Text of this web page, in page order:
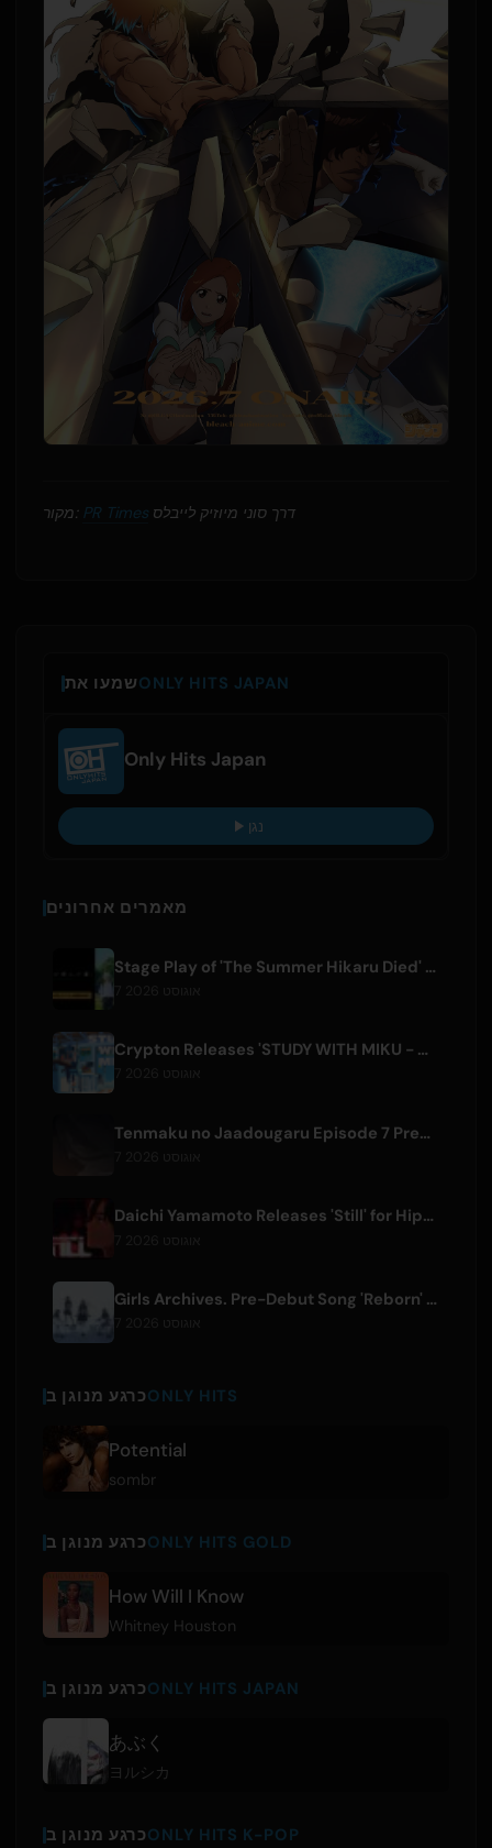
מקור: PR Times דרך סוני מיוזיק לייבלס
שמעו אתONLY HITS JAPAN
Only Hits Japan
נגן
מאמרים אחרונים
Stage Play of 'The Summer Hikaru Died' Streams Globally for Free on ABEMA
Crypton Releases 'STUDY WITH MIKU - part6 -' Instrumental BGM Video
Tenmaku no Jaadougaru Episode 7 Preview Released
Daichi Yamamoto Releases 'Still' for Hip-Hop Anime 'Shadow Beat'
Girls Archives. Pre-Debut Song 'Reborn' is Theme for Netflix Film
כרגע מנוגן בONLY HITS
Potential
sombr
כרגע מנוגן בONLY HITS GOLD
How Will I Know
Whitney Houston
כרגע מנוגן בONLY HITS JAPAN
あぶく
ヨルシカ
כרגע מנוגן בONLY HITS K-POP